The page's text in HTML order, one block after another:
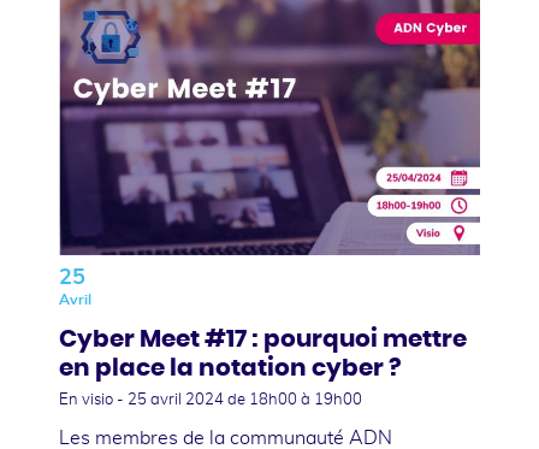
25
Avril
Cyber Meet #17 : pourquoi mettre
en place la notation cyber ?
En visio - 25 avril 2024 de 18h00 à 19h00
Les membres de la communauté ADN